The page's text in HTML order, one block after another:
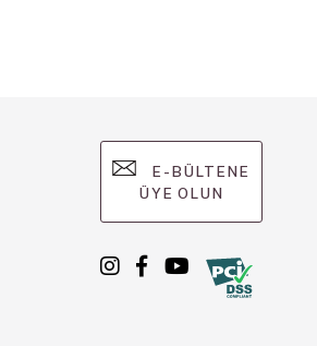
E-BÜLTENE
ÜYE OLUN